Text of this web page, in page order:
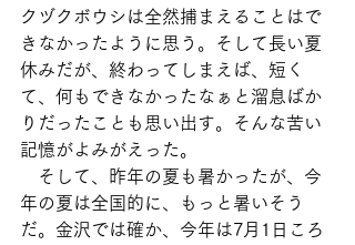
クヅクボウシは全然捕まえることはで
きなかったように思う。そして長い夏
休みだが、終わってしまえば、短く
て、何もできなかったなぁと溜息ばか
りだったことも思い出す。そんな苦い
記憶がよみがえった。
そして、昨年の夏も暑かったが、今
年の夏は全国的に、もっと暑いそう
だ。金沢では確か、今年は7月1日ころ